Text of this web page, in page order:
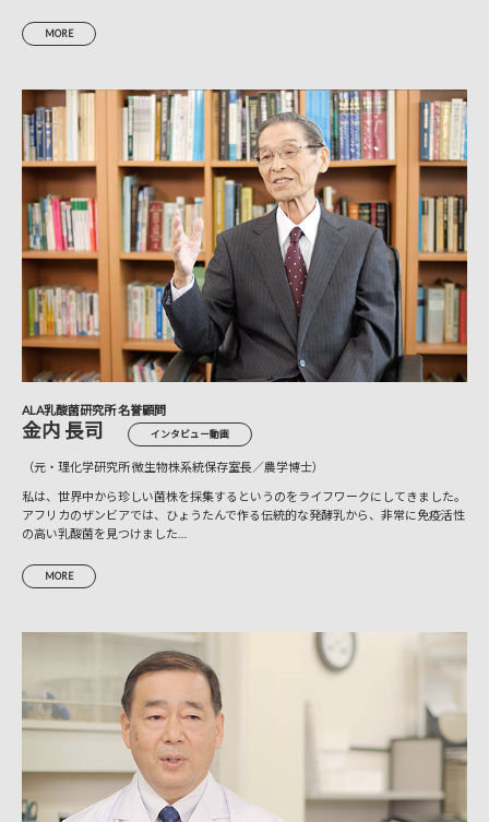
MORE
ALA乳酸菌研究所 名誉顧問
金内 長司 インタビュー動画
（元・理化学研究所 微生物株系統保存室長／農学博士）
私は、世界中から珍しい菌株を採集するというのをライフワークにしてきました。
アフリカのザンビアでは、ひょうたんで作る伝統的な発酵乳から、非常に免疫活性
の高い乳酸菌を見つけました…
MORE